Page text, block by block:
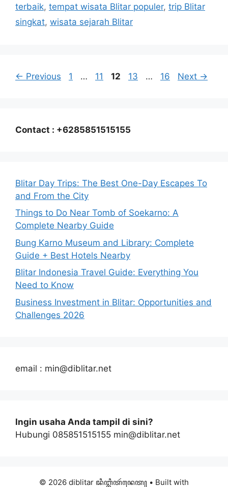
terbaik, tempat wisata Blitar populer, trip Blitar
singkat, wisata sejarah Blitar
← Previous Page
1 … Page
11 Page
12 Page
13 … Page
16 Next →
Contact : +6285851515155
Blitar Day Trips: The Best One-Day Escapes To
and From the City
Things to Do Near Tomb of Soekarno: A
Complete Nearby Guide
Bung Karno Museum and Library: Complete
Guide + Best Hotels Nearby
Blitar Indonesia Travel Guide: Everything You
Need to Know
Business Investment in Blitar: Opportunities and
Challenges 2026
email : min@diblitar.net
Ingin usaha Anda tampil di sini?
Hubungi 085851515155 min@diblitar.net
© 2026 diblitar ꦢꦶꦧ꧀ꦭꦶꦠꦂꦤꦺꦠ꧀ • Built with